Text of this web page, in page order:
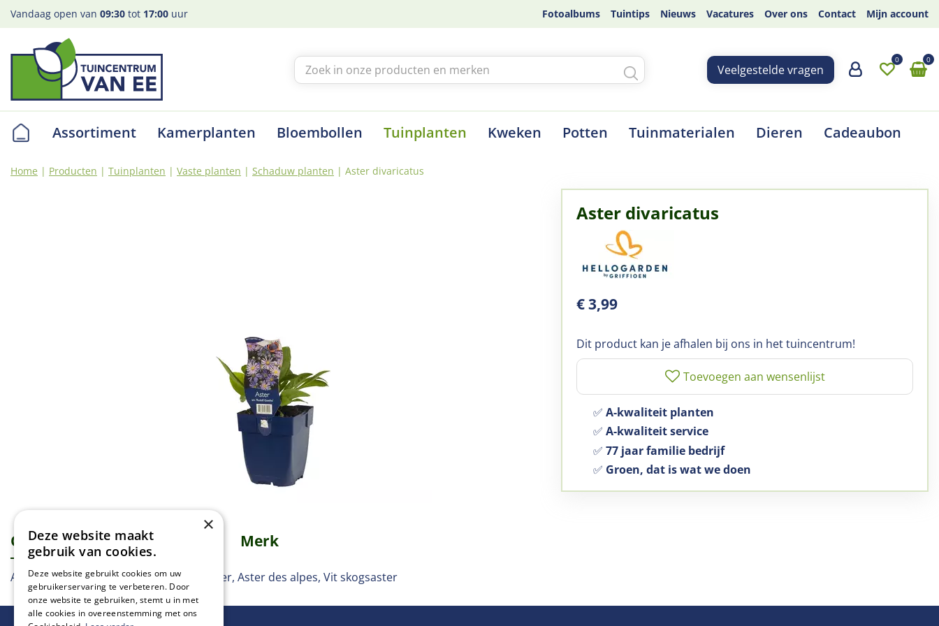
Ga
naar
Home Producten Tuinplanten Vaste planten Schaduw planten Aster divaricatus
Vandaag open van 09:30 tot 17:00 uur Fotoalbums Tuintips Nieuws Vacatures Over ons Contact Mijn account
Veelgestelde vragen
Assortiment Kamerplanten Bloembollen Tuinplanten Kweken Potten Tuinmaterialen Dieren Cadeaubon
Aster divaricatus
€3,99
Dit product kan je afhalen bij ons in het tuincentrum!
✅ A-kwaliteit planten
✅ A-kwaliteit service
✅ 77 jaar familie bedrijf
✅ Groen, dat is wat we doen
Omschrijving Specificaties Merk
Aster, Weiße Waldaster, White wood aster, Aster des alpes, Vit skogsaster
×
Deze website maakt
gebruik van cookies.
Deze website gebruikt cookies om uw
gebruikerservaring te verbeteren. Door
onze website te gebruiken, stemt u in met
alle cookies in overeenstemming met ons